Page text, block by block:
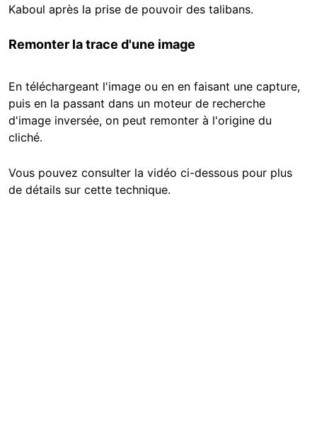
Kaboul après la prise de pouvoir des talibans.
Remonter la trace d'une image
En téléchargeant l'image ou en en faisant une capture,
puis en la passant dans un moteur de recherche
d'image inversée, on peut remonter à l'origine du
cliché.
Vous pouvez consulter la vidéo ci-dessous pour plus
de détails sur cette technique.